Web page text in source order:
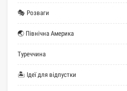
🎭 Розваги
🌏 Північна Америка
Туреччина
🏝 Ідеї для відпустки